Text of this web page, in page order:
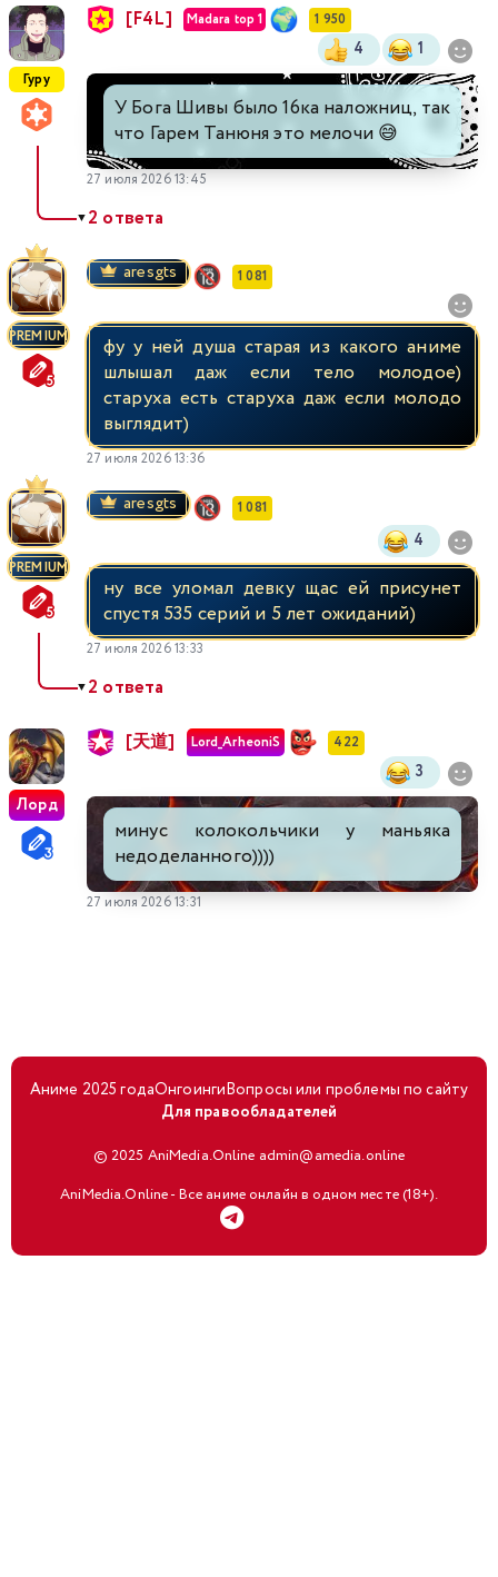
Гуру
[F4L] Madara top 1 1 950
4 1
У Бога Шивы было 16ка наложниц, так
что Гарем Танюня это мелочи 😅
27 июля 2026 13:45
▼2 ответа
PREMIUM
aresgts 1 081
фу у ней душа старая из какого аниме
шлышал даж если тело молодое)
старуха есть старуха даж если молодо
выглядит)
27 июля 2026 13:36
PREMIUM
aresgts 1 081
4
ну все уломал девку щас ей присунет
спустя 535 серий и 5 лет ожиданий)
27 июля 2026 13:33
▼2 ответа
Лорд
[天道] Lord_ArheoniS 422
3
минус колокольчики у маньяка
недоделанного))))
27 июля 2026 13:31
Аниме 2025 годаОнгоингиВопросы или проблемы по сайту
Для правообладателей
© 2025 AniMedia.Online admin@amedia.online
AniMedia.Online - Все аниме онлайн в одном месте (18+).